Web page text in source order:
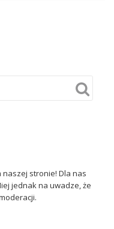
stronie! Dla nas
jednak na uwadze, że